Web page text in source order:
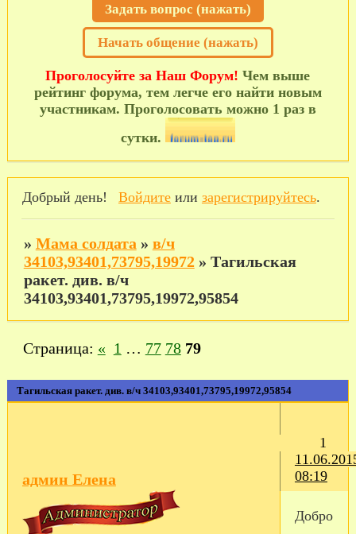
Задать вопрос (нажать)
Начать общение (нажать)
Проголосуйте за Наш Форум! Чем выше
рейтинг форума, тем легче его найти новым
участникам. Проголосовать можно 1 раз в
сутки.
Добрый день! Войдитеили зарегистрируйтесь.
» Мама солдата » в/ч
34103,93401,73795,19972 » Тагильская
ракет. див. в/ч
34103,93401,73795,19972,95854
Тагильская ракет. див. в/ч 34103,93401,73795,19972,95854
Страница: « 1 … 77 78 79
1
08:19
админ Елена
Добро